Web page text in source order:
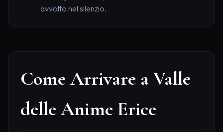
avvolto nel silenzio.
Come Arrivare a Valle
delle Anime Erice